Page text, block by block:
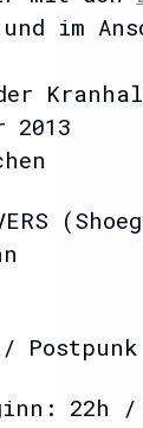
im
der
2013
22h /